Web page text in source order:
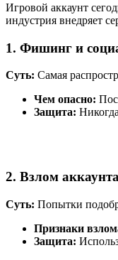
Игровой аккаунт
индустрия внедряет
1. Фишинг и
Суть: Самая
Чем опасно:
Защита:
2. Взлом
Суть: Попытки
Признаки
Защита: